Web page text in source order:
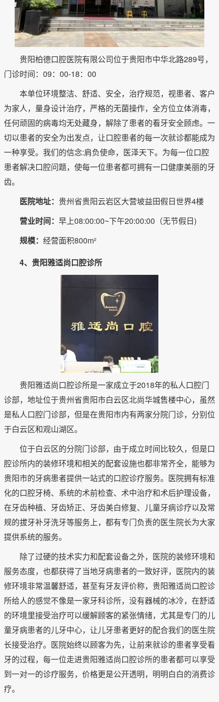
贵阳柏德口腔医院有限公司位于贵阳市中华北路289号，
门诊时间：09：00-18：00
本单位环境整洁、舒适、安全，治疗规范，视患者、客户
为家人，量身设计治疗，严格的无菌操作，全方位立体消毒，
任何顽固的病毒均无处藏身，解除了患者的看牙安全顾虑。一
切以患者的安全为出发点，让口腔患者的每一次就诊都能成为
一种享受。我们的信念:肩负使命，医泽天下。为每一位口腔
患者解决口腔问题，使每一位患者都可拥有一口健康美丽的牙
齿。
医院地址： 贵州省贵阳云岩区大营坡益田假日世界4楼
营业时间： 早上08:00:00~下午20:00:00（无节假日)
规模： 经营面积800m²
4、贵阳雅适尚口腔诊所
贵阳雅适尚口腔诊所是一家成立于2018年的私人口腔门
诊部，地址位于贵州省贵阳市白云区北尚华城售楼中心，虽然
是私人口腔门诊部，但是在贵阳市内有两家分院门诊，分别位
于白云区和观山湖区。
位于白云区的分院门诊部，由于成立时间比较久，但是口
腔诊所内的装修环境和相关的配套设施也都非常齐全，能够为
贵阳市的牙病患者提供一站式的口腔诊疗服务。医院拥有标准
化的口腔牙椅、系统的术前检查、术中治疗和术后护理设备，
在牙齿种植、牙齿矫正、牙齿美白修复、儿童牙病诊疗以及常
规的拔牙补牙洗牙等服务上，都有专门负责的医生院长为大家
提供系统的服务。
除了过硬的技术实力和配套设备之外，医院的装修环境和
服务态度，也都获得了当地牙病患者的一致好评，医院内的装
修环境非常温馨舒适，甚至有牙友评价称，贵阳雅适尚口腔诊
所给人的感觉不像是一家牙科诊所，没有器械的冰冷，在舒适
的环境里接受治疗可以缓解顾客的紧张情绪，尤其是专门的儿
童牙病患者的儿牙中心，让儿牙患者更好的配合我们的医生院
长接受治疗。医院始终以顾客为先，让前来就诊的患者享受看
牙的过程，每一位走进贵阳雅适尚口腔诊所的患者都可以享受
到一对一的诊疗服务，价格更是公开透明，明明白白的消费诊
疗。